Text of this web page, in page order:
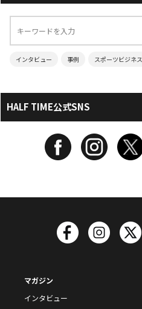
インタビュー 事例 スポーツビジネス
HALF TIME公式SNS
マガジン
インタビュー